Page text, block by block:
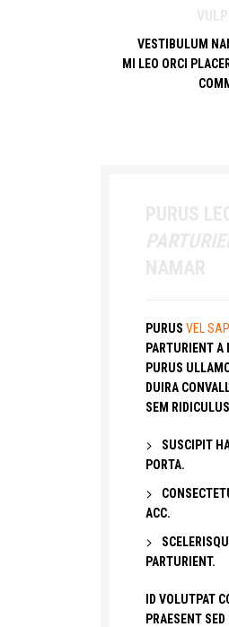
VESTIBULUM
MI LEO ORCI
PURUS VEL
PARTURIENT A
PURUS
DUIRA
SEM
SUSCIPIT
PORTA.
ACC.
PARTURIENT.
ID VOLUTPAT
PRAESENT